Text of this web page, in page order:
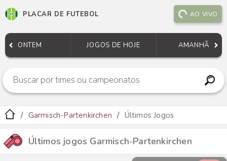
PLACAR DE FUTEBOL AO VIVO
ONTEM JOGOS DE HOJE AMANHÃ
Garmisch-Partenkirchen Últimos Jogos
Últimos jogos Garmisch-Partenkirchen